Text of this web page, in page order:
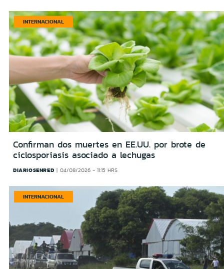
INTERNACIONAL
Confirman dos muertes en EE.UU. por brote de
ciclosporiasis asociado a lechugas
DIARIOSENRED 04/08/2026 - 11:15 HRS
INTERNACIONAL